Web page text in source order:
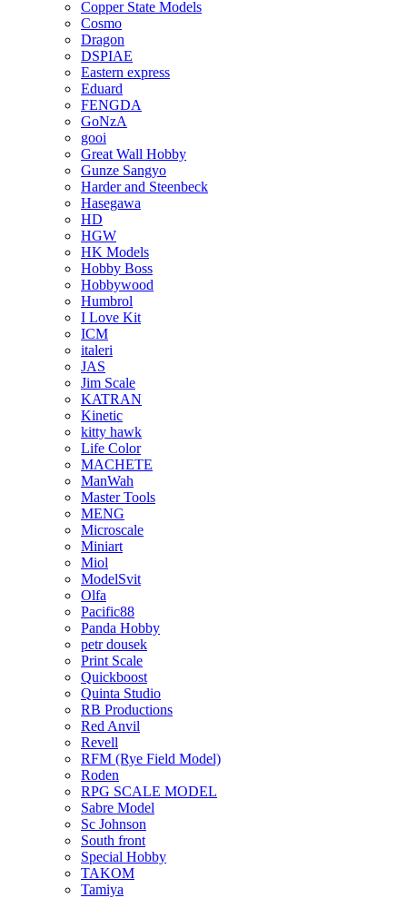
Copper State Models
Cosmo
Dragon
DSPIAE
Eastern express
Eduard
FENGDA
GoNzA
gooi
Great Wall Hobby
Gunze Sangyo
Harder and Steenbeck
Hasegawa
HD
HGW
HK Models
Hobby Boss
Hobbywood
Humbrol
I Love Kit
ICM
italeri
JAS
Jim Scale
KATRAN
Kinetic
kitty hawk
Life Color
MACHETE
ManWah
Master Tools
MENG
Microscale
Miniart
Miol
ModelSvit
Olfa
Pacific88
Panda Hobby
petr dousek
Print Scale
Quickboost
Quinta Studio
RB Productions
Red Anvil
Revell
RFM (Rye Field Model)
Roden
RPG SCALE MODEL
Sabre Model
Sc Johnson
South front
Special Hobby
TAKOM
Tamiya